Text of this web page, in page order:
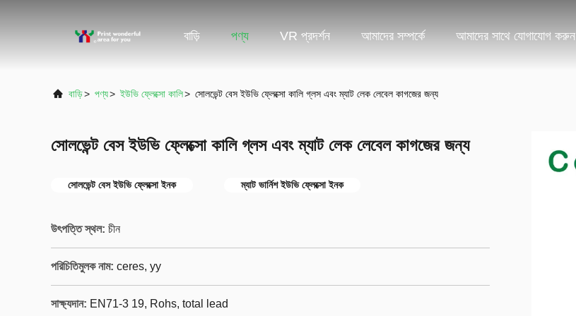
বাড়ি পণ্য VR প্রদর্শন আমাদের সম্পর্কে আমাদের সাথে যোগাযোগ করুন
বাড়ি> পণ্য> ইউভি ফ্লেক্সো কালি> সোলভেন্ট বেস ইউভি ফ্লেক্সো কালি গ্লস এবং ম্যাট লেক লেবেল কাগজের জন্য
সোলভেন্ট বেস ইউভি ফ্লেক্সো কালি গ্লস এবং ম্যাট লেক লেবেল কাগজের জন্য
সোলভেন্ট বেস ইউভি ফ্লেক্সো ইনক ম্যাট ভার্নিশ ইউভি ফ্লেক্সো ইনক
উৎপত্তি স্থল: চীন
পরিচিতিমুলক নাম: ceres, yy
সাক্ষ্যদান: EN71-3 19, Rohs, total lead